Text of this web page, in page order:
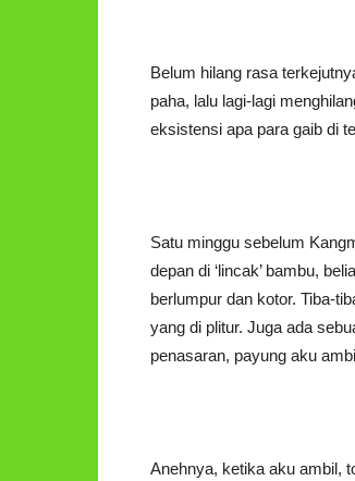
Belum hilang rasa
paha, lalu lagi-lagi
eksistensi apa para gaib di
Satu minggu sebelum
depan di ‘lincak’ bambu,
berlumpur dan kotor. Tiba-
yang di plitur. Juga ada
penasaran, payung aku
Anehnya, ketika aku ambil,